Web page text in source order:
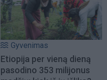
Gyvenimas
Etiopija per vieną dieną
pasodino 353 milijonus